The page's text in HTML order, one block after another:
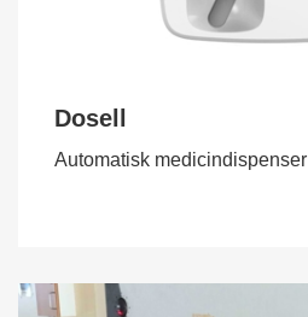
Dosell
Automatisk medicindispenser